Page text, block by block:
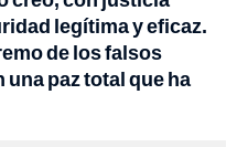
legítima y eficaz.
de los falsos
paz total que ha